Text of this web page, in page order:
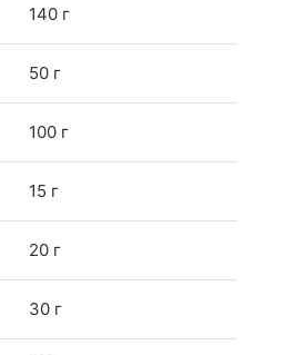
140 г
50 г
100 г
15 г
20 г
30 г